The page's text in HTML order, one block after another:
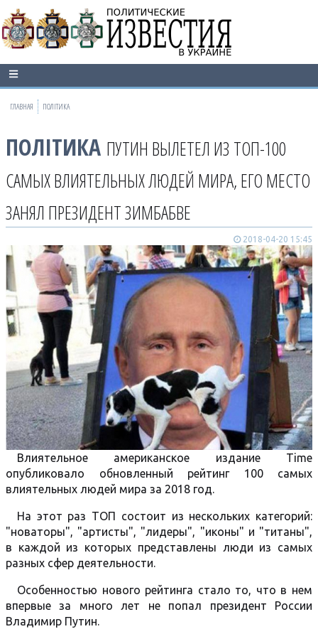
ГЛАВНАЯ ПОЛІТИКА
ПОЛІТИКА ПУТИН ВЫЛЕТЕЛ ИЗ ТОП-100
САМЫХ ВЛИЯТЕЛЬНЫХ ЛЮДЕЙ МИРА, ЕГО МЕСТО
ЗАНЯЛ ПРЕЗИДЕНТ ЗИМБАБВЕ
2018-04-20 15:45
Влиятельное американское издание Time
опубликовало обновленный рейтинг 100 самых
влиятельных людей мира за 2018 год.
На этот раз ТОП состоит из нескольких категорий:
"новаторы", "артисты", "лидеры", "иконы" и "титаны",
в каждой из которых представлены люди из самых
разных сфер деятельности.
Особенностью нового рейтинга стало то, что в нем
впервые за много лет не попал президент России
Владимир Путин.